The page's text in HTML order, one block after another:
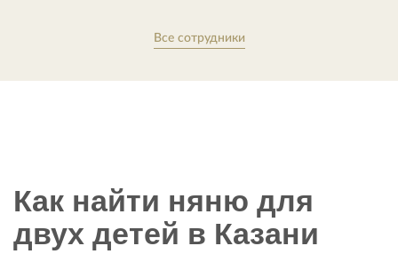
Все сотрудники
Как найти няню для
двух детей в Казани